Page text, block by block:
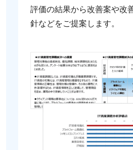
評価の結果から改善案や改
針などをご提案します。